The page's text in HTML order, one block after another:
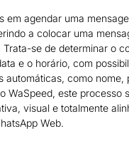
em agendar uma
a colocar uma
Trata-se de determinar o
e o horário, com
automáticas, como nome,
WaSpeed, este processo
visual e totalmente
Web.